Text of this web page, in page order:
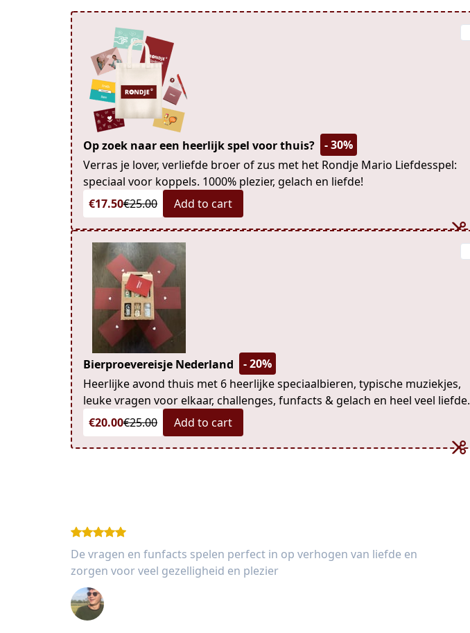
Op zoek naar een heerlijk spel voor thuis?
- 30%
Verras je lover, verliefde broer of zus met het Rondje Mario Liefdesspel:
speciaal voor koppels. 1000% plezier, gelach en liefde!
€17.50€25.00 Add to cart
Bierproevereisje Nederland
- 20%
Heerlijke avond thuis met 6 heerlijke speciaalbieren, typische muziekjes,
leuke vragen voor elkaar, challenges, funfacts & gelach en heel veel liefde.
€20.00€25.00 Add to cart
De vragen en funfacts spelen perfect in op verhogen van liefde en
zorgen voor veel gezelligheid en plezier